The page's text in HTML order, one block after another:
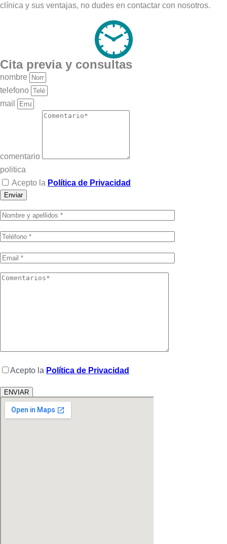
clínica y sus ventajas, no dudes en contactar con nosotros.
Cita previa y consultas
nombre
telefono
mail
comentario
politica
Acepto la Política de Privacidad
Enviar
Acepto la Política de Privacidad